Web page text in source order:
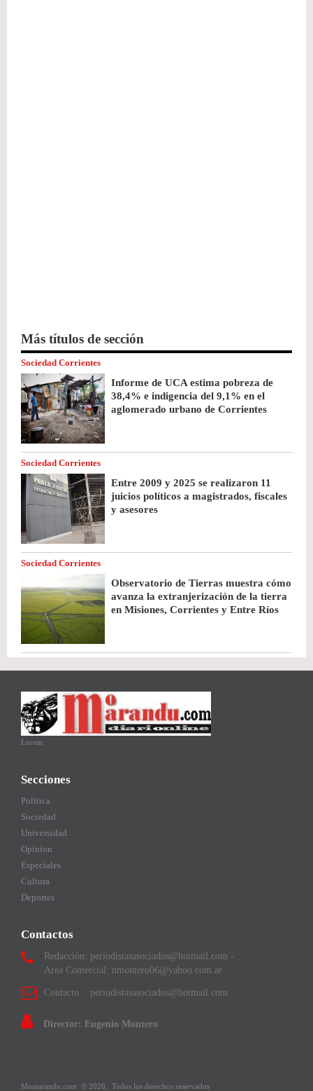
Más títulos de sección
Sociedad Corrientes
Informe de UCA estima pobreza de
38,4% e indigencia del 9,1% en el
aglomerado urbano de Corrientes
Sociedad Corrientes
Entre 2009 y 2025 se realizaron 11
juicios políticos a magistrados, fiscales
y asesores
Sociedad Corrientes
Observatorio de Tierras muestra cómo
avanza la extranjerización de la tierra
en Misiones, Corrientes y Entre Ríos
Lorem
Secciones
Politica
Sociedad
Universidad
Opinion
Especiales
Cultura
Deportes
Contactos
Redacción: periodistasasociados@hotmail.com -
Area Comercial: nmontero06@yahoo.com.ar
Contacto: periodistasasociados@hotmail.com
Director: Eugenio Montero
Momarandu.com © 2026. Todos los derechos reservados